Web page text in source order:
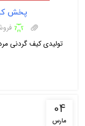
پخش
تولیدی کیف گردنی
04
مارس